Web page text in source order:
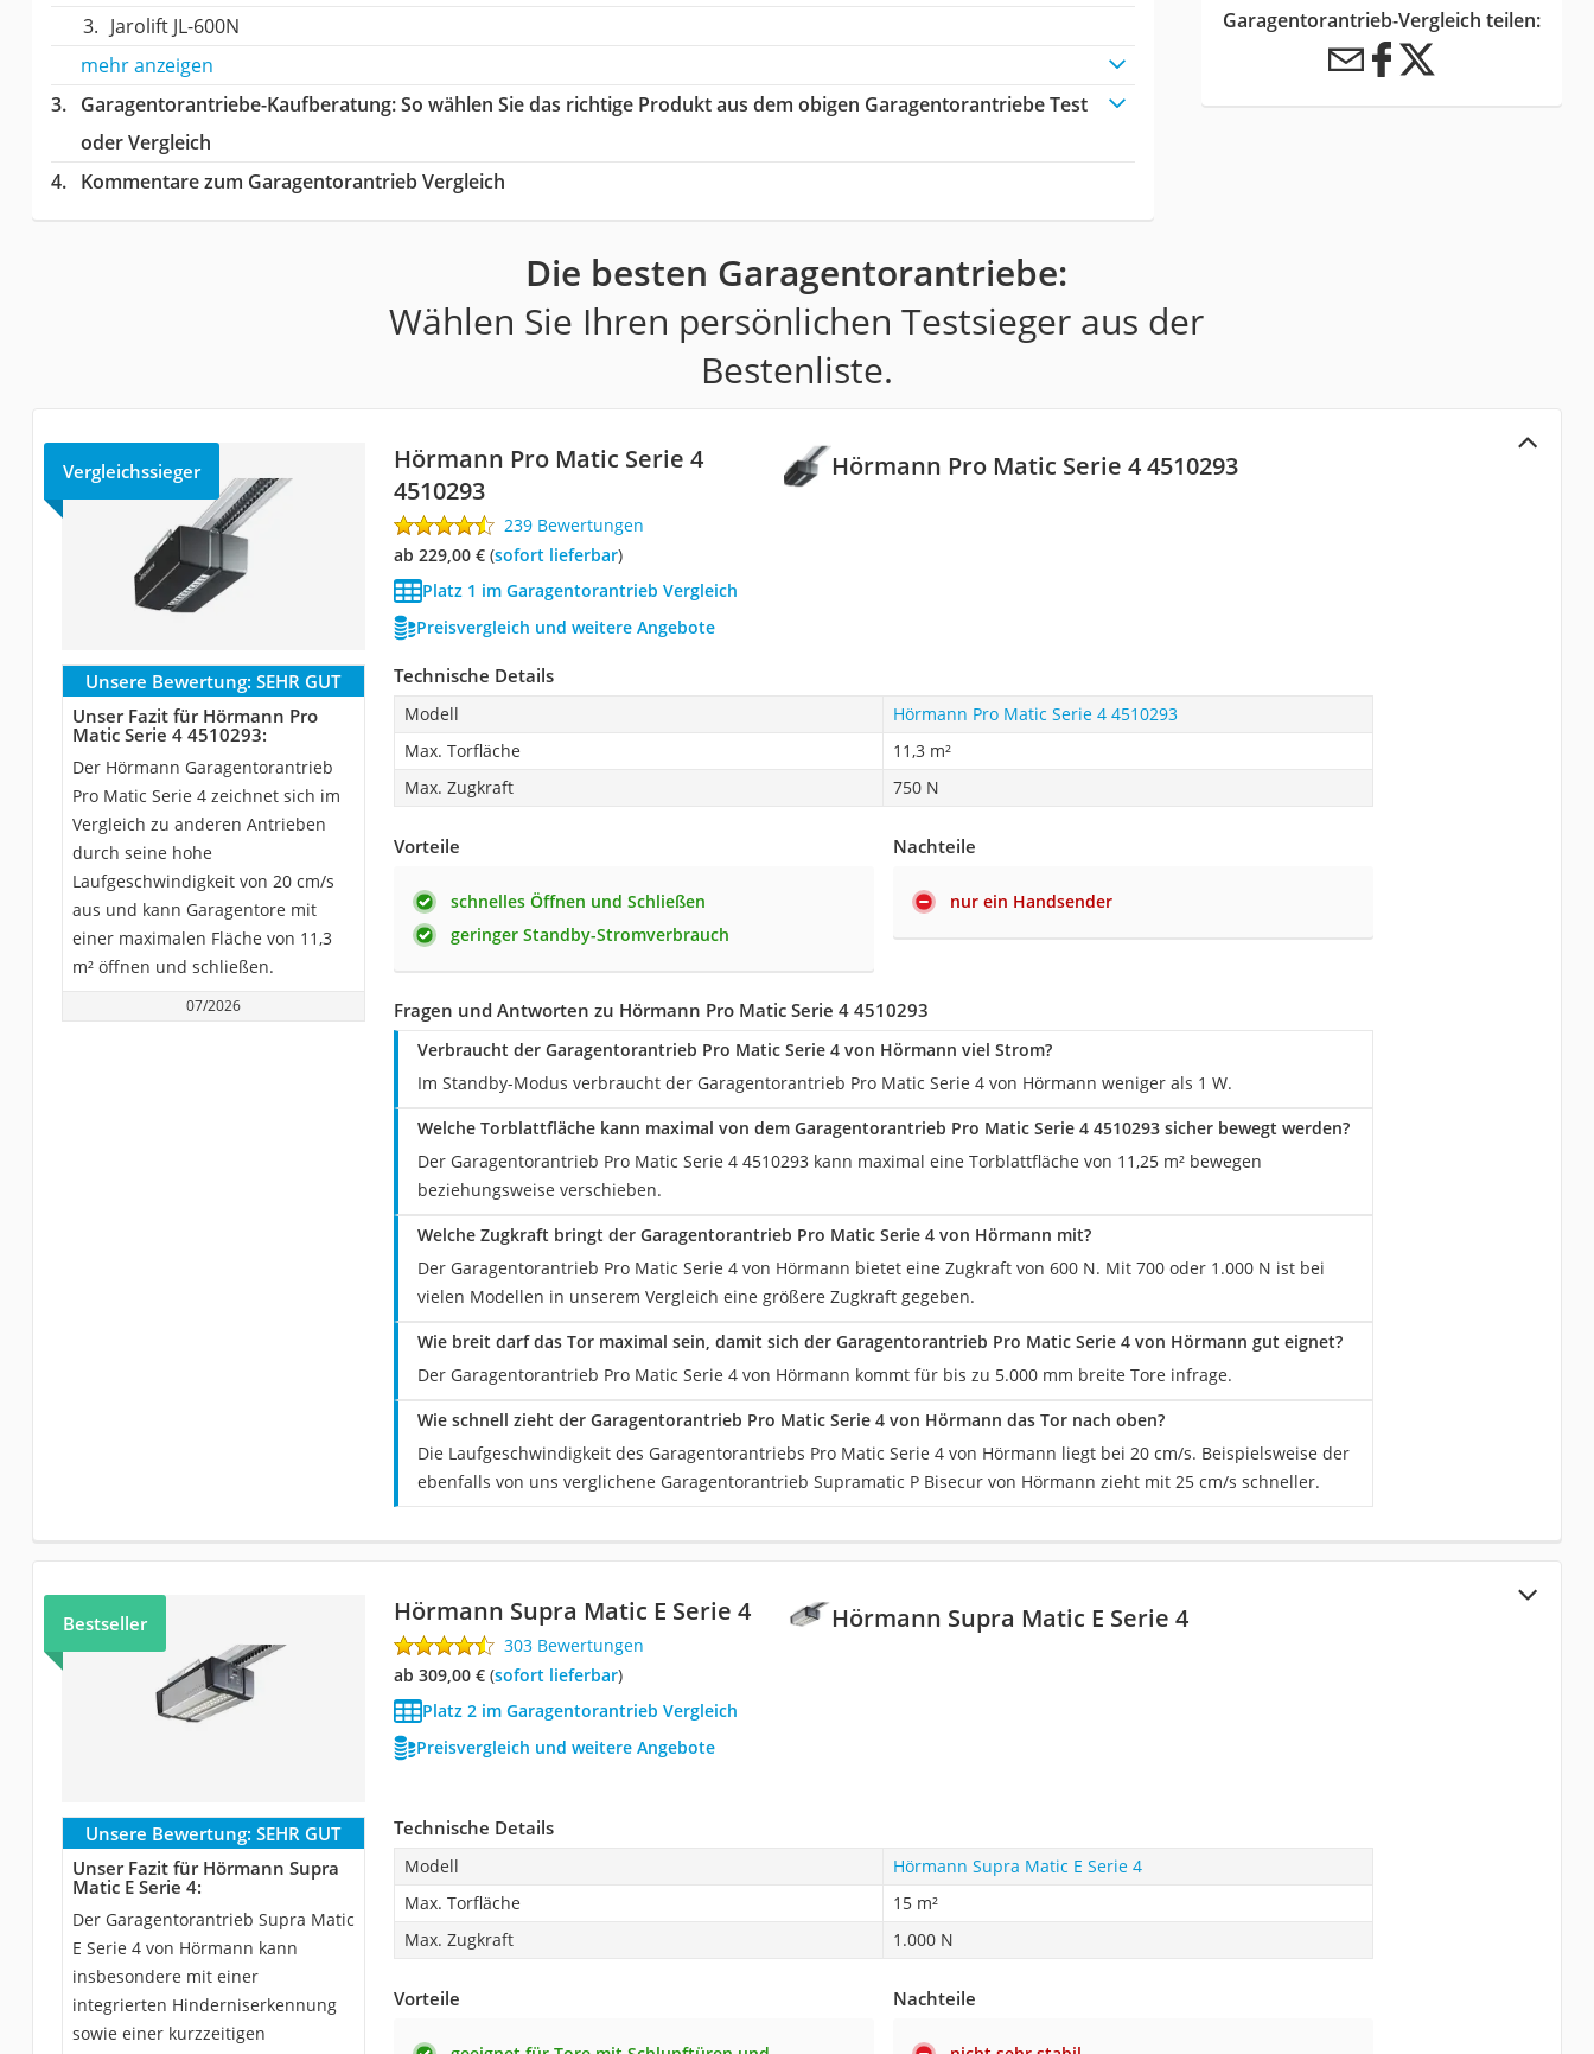
Jarolift JL-600N
mehr anzeigen
Garagentorantriebe-Kaufberatung: So wählen Sie das richtige Produkt aus dem obigen Garagentorantriebe Test
oder Vergleich
Kommentare zum Garagentorantrieb Vergleich
Garagentorantrieb-Vergleich teilen:
Die besten Garagentorantriebe:
Wählen Sie Ihren persönlichen Testsieger aus der
Bestenliste.
Hörmann Pro Matic Serie 4 4510293
Vergleichssieger
Hörmann Pro Matic Serie 4
4510293
239 Bewertungen
ab 229,00 €( Sofort lieferbar)
Platz 1 im Garagentorantrieb Vergleich
Preisvergleich und weitere Angebote
Unsere Bewertung: SEHR GUT
Unser Fazit für Hörmann Pro
Matic Serie 4 4510293:
Der Hörmann Garagentorantrieb
Pro Matic Serie 4 zeichnet sich im
Vergleich zu anderen Antrieben
durch seine hohe
Laufgeschwindigkeit von 20 cm/s
aus und kann Garagentore mit
einer maximalen Fläche von 11,3
m² öffnen und schließen.
07/2026
Technische Details
Modell
Hörmann Pro Matic Serie 4 4510293
Max. Torfläche
11,3 m²
Max. Zugkraft
750 N
Vorteile
schnelles Öffnen und Schließen
geringer Standby-Stromverbrauch
Nachteile
nur ein Handsender
Fragen und Antworten zu Hörmann Pro Matic Serie 4 4510293
Verbraucht der Garagentorantrieb Pro Matic Serie 4 von Hörmann viel Strom?
Im Standby-Modus verbraucht der Garagentorantrieb Pro Matic Serie 4 von Hörmann weniger als 1 W.
Welche Torblattfläche kann maximal von dem Garagentorantrieb Pro Matic Serie 4 4510293 sicher bewegt werden?
Der Garagentorantrieb Pro Matic Serie 4 4510293 kann maximal eine Torblattfläche von 11,25 m² bewegen
beziehungsweise verschieben.
Welche Zugkraft bringt der Garagentorantrieb Pro Matic Serie 4 von Hörmann mit?
Der Garagentorantrieb Pro Matic Serie 4 von Hörmann bietet eine Zugkraft von 600 N. Mit 700 oder 1.000 N ist bei
vielen Modellen in unserem Vergleich eine größere Zugkraft gegeben.
Wie breit darf das Tor maximal sein, damit sich der Garagentorantrieb Pro Matic Serie 4 von Hörmann gut eignet?
Der Garagentorantrieb Pro Matic Serie 4 von Hörmann kommt für bis zu 5.000 mm breite Tore infrage.
Wie schnell zieht der Garagentorantrieb Pro Matic Serie 4 von Hörmann das Tor nach oben?
Die Laufgeschwindigkeit des Garagentorantriebs Pro Matic Serie 4 von Hörmann liegt bei 20 cm/s. Beispielsweise der
ebenfalls von uns verglichene Garagentorantrieb Supramatic P Bisecur von Hörmann zieht mit 25 cm/s schneller.
Hörmann Supra Matic E Serie 4
Bestseller Hörmann Supra Matic E Serie 4
303 Bewertungen
ab 309,00 €( Sofort lieferbar)
Platz 2 im Garagentorantrieb Vergleich
Preisvergleich und weitere Angebote
Unsere Bewertung: SEHR GUT
Unser Fazit für Hörmann Supra
Matic E Serie 4:
Der Garagentorantrieb Supra Matic
E Serie 4 von Hörmann kann
insbesondere mit einer
integrierten Hinderniserkennung
sowie einer kurzzeitigen
Technische Details
Modell
Hörmann Supra Matic E Serie 4
Max. Torfläche
15 m²
Max. Zugkraft
1.000 N
Vorteile Nachteile